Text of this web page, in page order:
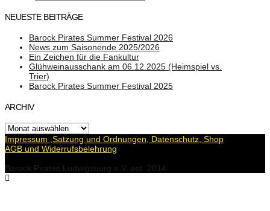
NEUESTE BEITRÄGE
Barock Pirates Summer Festival 2026
News zum Saisonende 2025/2026
Ein Zeichen für die Fankultur
Glühweinausschank am 06.12.2025 (Heimspiel vs.
Trier)
Barock Pirates Summer Festival 2025
ARCHIV
Archiv
Impressum ,Satzung und Ordnungen, Datenschutz, Shop
AGB und Widerrufsbelehrung
Barock Pirates Ludwigsburg e.V. est. 2014